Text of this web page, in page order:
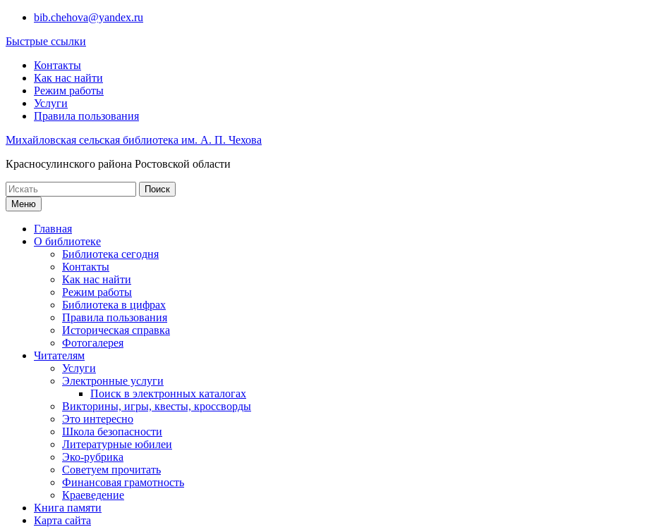
Перейти
содержимому
bib.chehova@yandex.ru
Быстрые ссылки
Контакты
Как нас найти
Режим работы
Услуги
Правила пользования
Михайловская сельская библиотека им. А. П. Чехова
Красносулинского района Ростовской области
Поиск
по:Меню
Главная
О библиотеке
Библиотека сегодня
Контакты
Как нас найти
Режим работы
Библиотека в цифрах
Правила пользования
Историческая справка
Фотогалерея
Читателям
Услуги
Электронные услуги
Поиск в электронных каталогах
Викторины, игры, квесты, кроссворды
Это интересно
Школа безопасности
Литературные юбилеи
Эко-рубрика
Советуем прочитать
Финансовая грамотность
Краеведение
Книга памяти
Карта сайта